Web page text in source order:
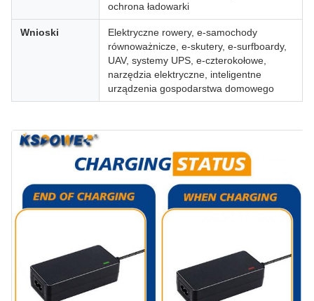
ochrona ładowarki
Wnioski
Elektryczne rowery, e-samochody
równoważnicze, e-skutery, e-surfboardy,
UAV, systemy UPS, e-czterokołowe,
narzędzia elektryczne, inteligentne
urządzenia gospodarstwa domowego